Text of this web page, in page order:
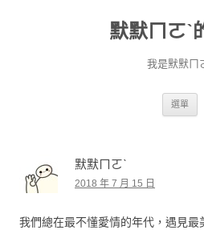
默默ㄇㄛˋ
我是默默ㄇ
選單
默默ㄇㄛˋ
2018 年 7 月 15 日
我們總在最不懂愛情的年代，遇見最